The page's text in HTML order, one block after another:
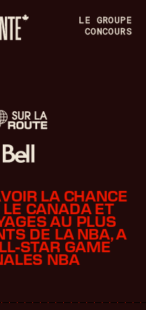
LE GROUPE
CONCOURS
LA CHANCE
LE CANADA ET
AU PLUS
DE LA NBA, A
STAR GAME
NBA